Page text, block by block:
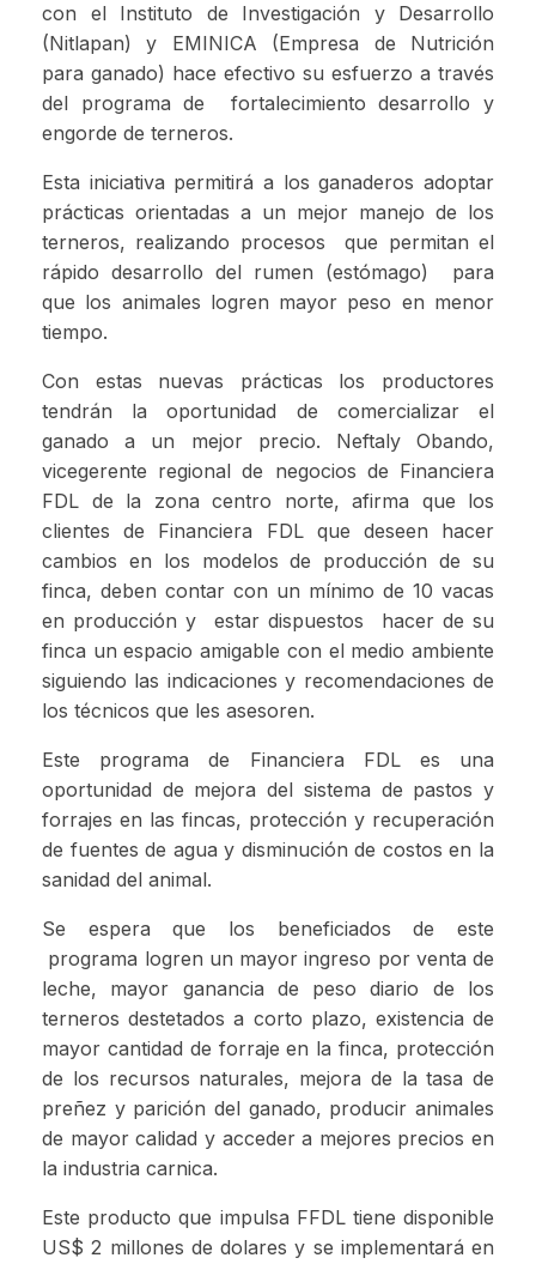
con el Instituto de Investigación y Desarrollo
(Nitlapan) y EMINICA (Empresa de Nutrición
para ganado) hace efectivo su esfuerzo a través
del programa de fortalecimiento desarrollo y
engorde de terneros.
Esta iniciativa permitirá a los ganaderos adoptar
prácticas orientadas a un mejor manejo de los
terneros, realizando procesos que permitan el
rápido desarrollo del rumen (estómago) para
que los animales logren mayor peso en menor
tiempo.
Con estas nuevas prácticas los productores
tendrán la oportunidad de comercializar el
ganado a un mejor precio. Neftaly Obando,
vicegerente regional de negocios de Financiera
FDL de la zona centro norte, afirma que los
clientes de Financiera FDL que deseen hacer
cambios en los modelos de producción de su
finca, deben contar con un mínimo de 10 vacas
en producción y estar dispuestos hacer de su
finca un espacio amigable con el medio ambiente
siguiendo las indicaciones y recomendaciones de
los técnicos que les asesoren.
Este programa de Financiera FDL es una
oportunidad de mejora del sistema de pastos y
forrajes en las fincas, protección y recuperación
de fuentes de agua y disminución de costos en la
sanidad del animal.
Se espera que los beneficiados de este
programa logren un mayor ingreso por venta de
leche, mayor ganancia de peso diario de los
terneros destetados a corto plazo, existencia de
mayor cantidad de forraje en la finca, protección
de los recursos naturales, mejora de la tasa de
preñez y parición del ganado, producir animales
de mayor calidad y acceder a mejores precios en
la industria carnica.
Este producto que impulsa FFDL tiene disponible
US$ 2 millones de dolares y se implementará en